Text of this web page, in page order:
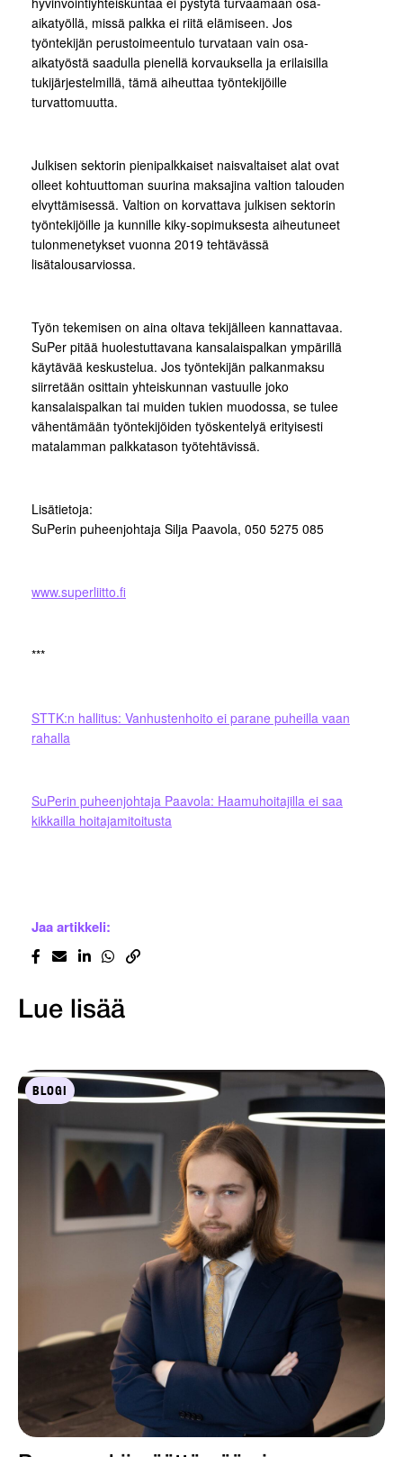
aikatyöllä, missä palkka ei riitä elämiseen. Jos
työntekijän perustoimeentulo turvataan vain osa-
aikatyöstä saadulla pienellä korvauksella ja erilaisilla
tukijärjestelmillä, tämä aiheuttaa työntekijöille
turvattomuutta.
Julkisen sektorin pienipalkkaiset naisvaltaiset alat ovat
olleet kohtuuttoman suurina maksajina valtion talouden
elvyttämisessä. Valtion on korvattava julkisen sektorin
työntekijöille ja kunnille kiky-sopimuksesta aiheutuneet
tulonmenetykset vuonna 2019 tehtävässä
lisätalousarviossa.
Työn tekemisen on aina oltava tekijälleen kannattavaa.
SuPer pitää huolestuttavana kansalaispalkan ympärillä
käytävää keskustelua. Jos työntekijän palkanmaksu
siirretään osittain yhteiskunnan vastuulle joko
kansalaispalkan tai muiden tukien muodossa, se tulee
vähentämään työntekijöiden työskentelyä erityisesti
matalamman palkkatason työtehtävissä.
Lisätietoja:
SuPerin puheenjohtaja Silja Paavola, 050 5275 085
www.superliitto.fi
***
STTK:n hallitus: Vanhustenhoito ei parane puheilla vaan
rahalla
SuPerin puheenjohtaja Paavola: Haamuhoitajilla ei saa
kikkailla hoitajamitoitusta
Jaa artikkeli:
Lue lisää
BLOGI